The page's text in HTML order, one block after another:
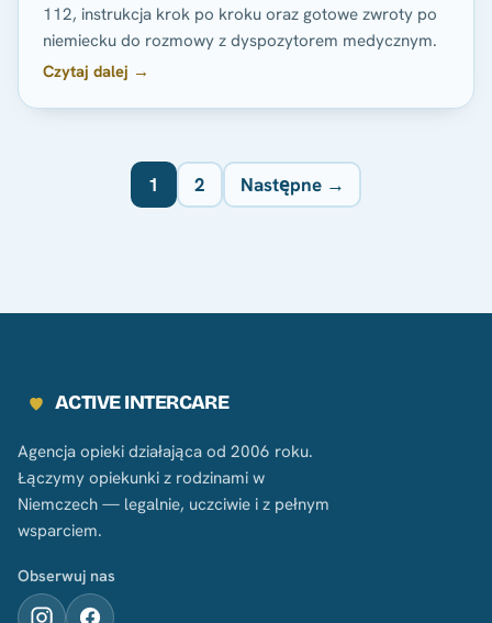
112, instrukcja krok po kroku oraz gotowe zwroty po
niemiecku do rozmowy z dyspozytorem medycznym.
Czytaj dalej →
Nawigacja po wpisach bloga
1 2 Następne →
ACTIVE INTERCARE
Agencja opieki działająca od 2006 roku.
Łączymy opiekunki z rodzinami w
Niemczech — legalnie, uczciwie i z pełnym
wsparciem.
Obserwuj nas